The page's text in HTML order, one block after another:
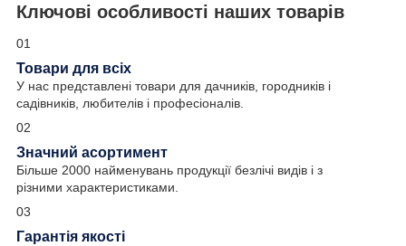
Ключові особливості наших товарів
01
Товари для всіх
У нас представлені товари для дачників, городників і
садівників, любителів і професіоналів.
02
Значний асортимент
Більше 2000 найменувань продукції безлічі видів і з
різними характеристиками.
03
Гарантія якості